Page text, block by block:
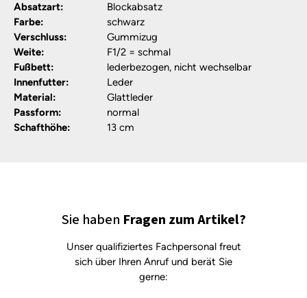
Absatzart:
Blockabsatz
Farbe:
schwarz
Verschluss:
Gummizug
Weite:
F1/2 = schmal
Fußbett:
lederbezogen, nicht wechselbar
Innenfutter:
Leder
Material:
Glattleder
Passform:
normal
Schafthöhe:
13 cm
Sie haben Fragen zum Artikel?
Unser qualifiziertes Fachpersonal freut
sich über Ihren Anruf und berät Sie
gerne: